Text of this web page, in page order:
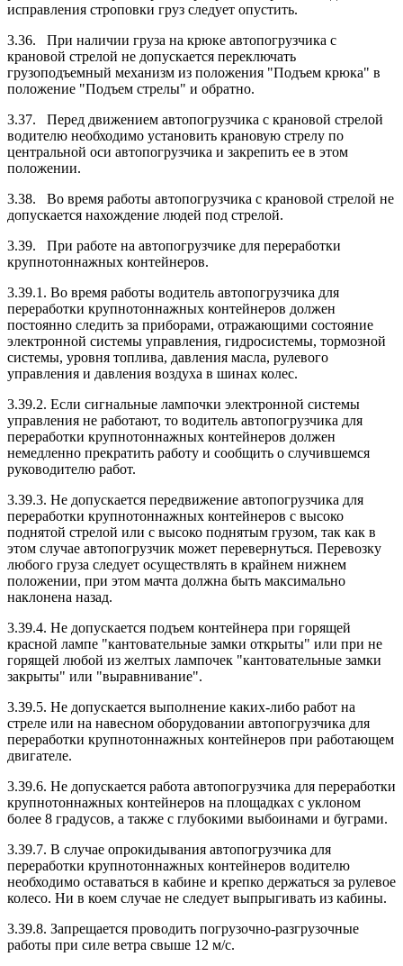
исправления строповки груз следует опустить.
3.36. При наличии груза на крюке автопогрузчика с
крановой стрелой не допускается переключать
грузоподъемный механизм из положения "Подъем крюка" в
положение "Подъем стрелы" и обратно.
3.37. Перед движением автопогрузчика с крановой стрелой
водителю необходимо установить крановую стрелу по
центральной оси автопогрузчика и закрепить ее в этом
положении.
3.38. Во время работы автопогрузчика с крановой стрелой не
допускается нахождение людей под стрелой.
3.39. При работе на автопогрузчике для переработки
крупнотоннажных контейнеров.
3.39.1. Во время работы водитель автопогрузчика для
переработки крупнотоннажных контейнеров должен
постоянно следить за приборами, отражающими состояние
электронной системы управления, гидросистемы, тормозной
системы, уровня топлива, давления масла, рулевого
управления и давления воздуха в шинах колес.
3.39.2. Если сигнальные лампочки электронной системы
управления не работают, то водитель автопогрузчика для
переработки крупнотоннажных контейнеров должен
немедленно прекратить работу и сообщить о случившемся
руководителю работ.
3.39.3. Не допускается передвижение автопогрузчика для
переработки крупнотоннажных контейнеров с высоко
поднятой стрелой или с высоко поднятым грузом, так как в
этом случае автопогрузчик может перевернуться. Перевозку
любого груза следует осуществлять в крайнем нижнем
положении, при этом мачта должна быть максимально
наклонена назад.
3.39.4. Не допускается подъем контейнера при горящей
красной лампе "кантовательные замки открыты" или при не
горящей любой из желтых лампочек "кантовательные замки
закрыты" или "выравнивание".
3.39.5. Не допускается выполнение каких-либо работ на
стреле или на навесном оборудовании автопогрузчика для
переработки крупнотоннажных контейнеров при работающем
двигателе.
3.39.6. Не допускается работа автопогрузчика для переработки
крупнотоннажных контейнеров на площадках с уклоном
более 8 градусов, а также с глубокими выбоинами и буграми.
3.39.7. В случае опрокидывания автопогрузчика для
переработки крупнотоннажных контейнеров водителю
необходимо оставаться в кабине и крепко держаться за рулевое
колесо. Ни в коем случае не следует выпрыгивать из кабины.
3.39.8. Запрещается проводить погрузочно-разгрузочные
работы при силе ветра свыше 12 м/с.